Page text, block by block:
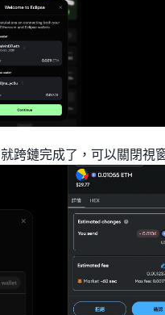
跨鏈完成了，可以關閉視